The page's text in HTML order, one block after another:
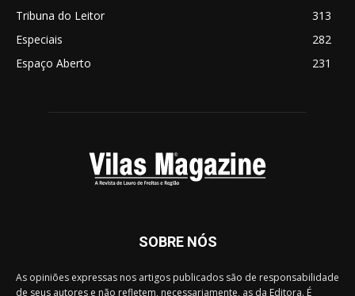
Tribuna do Leitor
313
Especiais
282
Espaço Aberto
231
SOBRE NÓS
As opiniões expressas nos artigos publicados são de responsabilidade
de seus autores e não refletem, necessariamente, as da Editora. É